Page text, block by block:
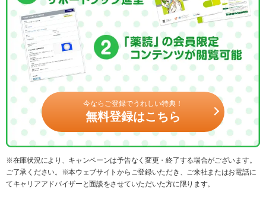
今ならご登録でうれしい特典！
無料登録はこちら
※在庫状況により、キャンペーンは予告なく変更・終了する場合がございます。
ご了承ください。※本ウェブサイトからご登録いただき、ご来社またはお電話に
てキャリアアドバイザーと面談をさせていただいた方に限ります。